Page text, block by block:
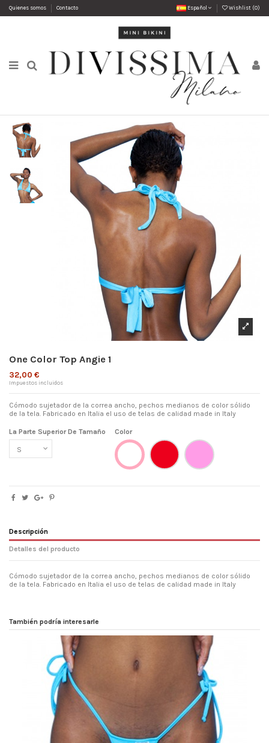
Quienes somos Contacto Español Wishlist (0)
One Color Top Angie 1
32,00 €
Impuestos incluidos
Cómodo sujetador de la correa ancho, pechos medianos de color sólido
de la tela. Fabricado en Italia el uso de telas de calidad made in Italy
La Parte Superior De Tamaño
Color
Blanco
Rojo Rosa
Descripción
Detalles del producto
Cómodo sujetador de la correa ancho, pechos medianos de color sólido
de la tela. Fabricado en Italia el uso de telas de calidad made in Italy
Lavado y secado
Lavar en agua fría con un detergente
suave, seco, lejos de las fuentes de
calor directas, no frote con fuerza.
onecoltpang17
También podría interesarle